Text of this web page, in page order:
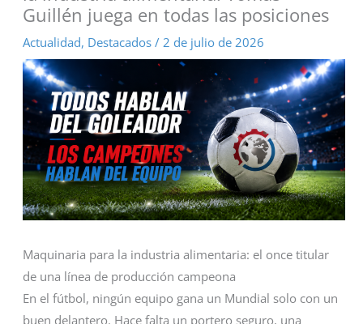
Guillén juega en todas las posiciones
Actualidad, Destacados/ 2 de julio de 2026
Maquinaria para la industria alimentaria: el once titular
de una línea de producción campeona
En el fútbol, ningún equipo gana un Mundial solo con un
buen delantero. Hace falta un portero seguro, una